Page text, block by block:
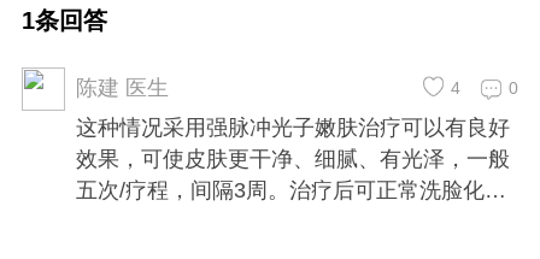
化妆，需注意防晒。
1条回答
陈建 医生 0
4
这种情况采用强脉冲光子嫩肤治疗可以有良好
效果，可使皮肤更干净、细腻、有光泽，一般
五次/疗程，间隔3周。治疗后可正常洗脸化